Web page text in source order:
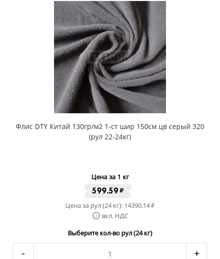
Флис DTY Китай 130гр/м2 1-ст шир 150см цв серый 320
(рул 22-24кг)
Цена за 1 кг
599.59 ₽
Цена за рул (24 кг): 14390.14₽
вкл. НДС
Выберите кол-во рул (24 кг)
- +